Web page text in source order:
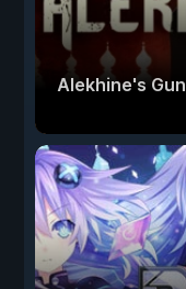
Alekhine's Gun